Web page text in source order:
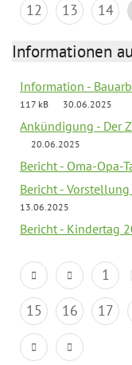
12
13 14
Informationen
Information -
117 kB
30.06.2025
Ankündigung - Der
20.06.2025
Bericht - Oma-Opa-
Bericht -
13.06.2025
Bericht - Kindertag
1
15
16 17